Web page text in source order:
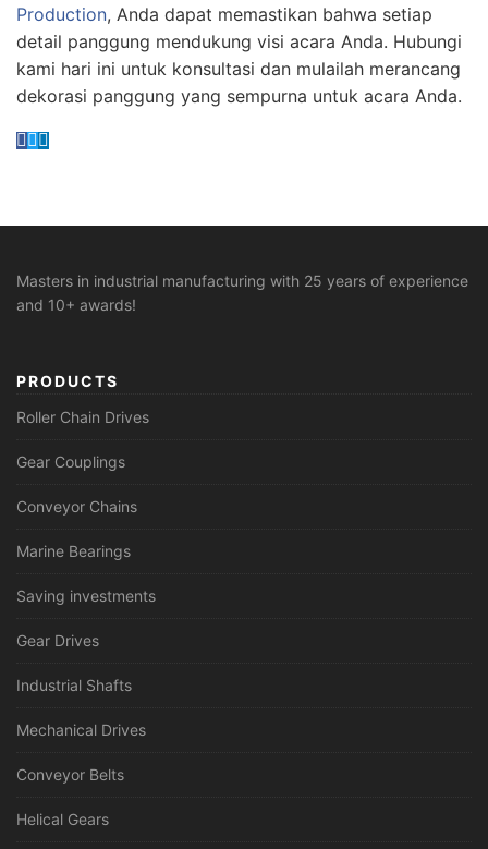
Production, Anda dapat memastikan bahwa setiap
detail panggung mendukung visi acara Anda. Hubungi
kami hari ini untuk konsultasi dan mulailah merancang
dekorasi panggung yang sempurna untuk acara Anda.
Masters in industrial manufacturing with 25 years of experience
and 10+ awards!
PRODUCTS
Roller Chain Drives
Gear Couplings
Conveyor Chains
Marine Bearings
Saving investments
Gear Drives
Industrial Shafts
Mechanical Drives
Conveyor Belts
Helical Gears